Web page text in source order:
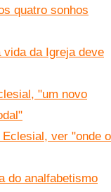
quatro sonhos
vida da Igreja deve
"um novo
ver "onde o
do analfabetismo